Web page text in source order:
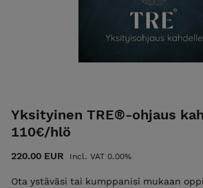
Yksityinen TRE®-ohjaus
110€/hlö
220.00 EUR Incl. VAT 0.00%
Ota ystäväsi tai kumppanisi mukaan